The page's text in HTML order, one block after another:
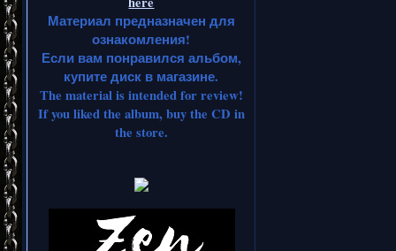
Материал предназначен для
ознакомления!
Если вам понравился альбом,
купите диск в магазине.
The material is intended for review!
If you liked the album, buy the CD in
the store.